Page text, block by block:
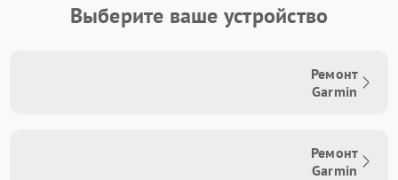
Выберите ваше устройство
Ремонт
Garmin
Ремонт
Garmin